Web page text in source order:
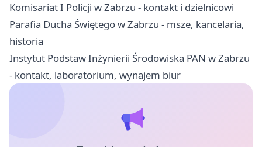
Komisariat I Policji w Zabrzu - kontakt i dzielnicowi
Parafia Ducha Świętego w Zabrzu - msze, kancelaria,
historia
Instytut Podstaw Inżynierii Środowiska PAN w Zabrzu
- kontakt, laboratorium, wynajem biur